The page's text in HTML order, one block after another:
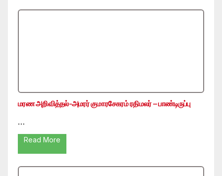
மரண அறிவித்தல்-அமரர் குமாரசேகரம் ரதிமலர் – பாண்டிருப்பு
…
Read More